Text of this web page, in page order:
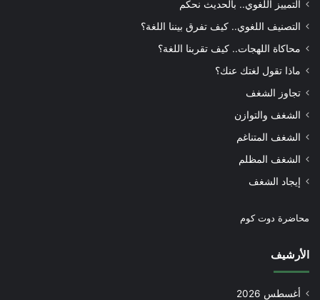
التمييز اللغوي.. بالحديث نحكم
التصنيف اللغوي.. كيف تفرق بيننا اللغة؟
محاكاة اللهجات.. كيف تقربنا اللغة؟
ماذا تقول لغتك عنك؟
تجاوز الشغف
الشغف والتوازن
الشغف المتناغم
الشغف المظلم
إيجاد الشغف
محاضرة دوت كوم
الأرشيف
أغسطس 2026